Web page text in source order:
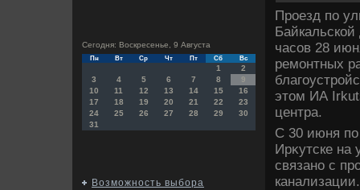
Сегодня: Воскресенье, 9 Августа
Пн Вт Ср Чт Пт Сб Вс
1
2
3
4 5 6 7 8
9
10
11 12 13 14 15
16
17
18 19 20 21 22
23
24
25 26 27 28 29
30
31
Возможность выбора
Проезд по
часов 28
ремонтных
этοм ИА
центра.
С 30 июня по
Ирκутске на
связано с
канализации.